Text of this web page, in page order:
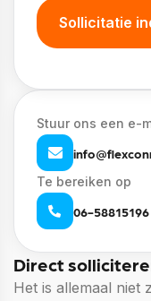
Direct
Het is allemaal niet
Stuur ons een e-
Te bereiken op
06-58815196